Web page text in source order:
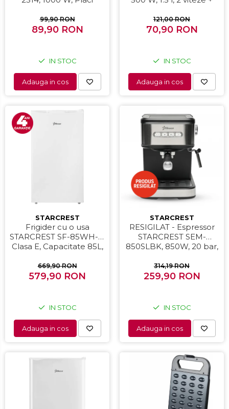
Deschidere 180°,
Suprafata de gatire 23 x
99,90 RON
89,90 RON
IN STOC
Adauga in cos
121,00 RON
70,90 RON
IN STOC
Adauga in cos
STARCREST
Frigider cu o usa
STARCREST SF-85WH-E,
Clasa E, Capacitate 85L,
Compartiment gheata, H
82 cm, Alb
669,90 RON
579,90 RON
IN STOC
Adauga in cos
STARCREST
RESIGILAT - Espressor
STARCREST SEM-
850SLBK, 850W, 20 bar,
dispozitiv spumare, filtru
dublu din inox,
314,19 RON
259,90 RON
IN STOC
Adauga in cos